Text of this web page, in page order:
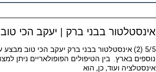
אינסטלטור בבני ברק | יעקב הכי טוב
5/5 (2) אינסטלטור בבני ברק יעקב הכי טוב
נוספים בארץ. בין הטיפולים הפופולאריים ניתן
אינסטלציה ועוד, כן, הוא